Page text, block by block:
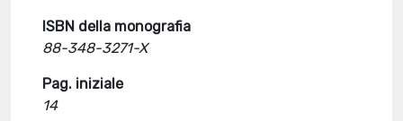
ISBN della monografia
88-348-3271-X
Pag. iniziale
14